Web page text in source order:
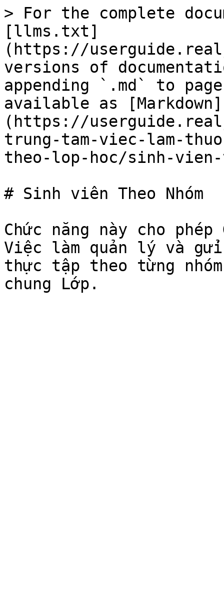
> For the complete
[llms.txt]
(https://
versions of
appending `.md` to
available as [Markdown]
(https://
trung-tam-viec-lam-
theo-lop-hoc/sinh-vien-
# Sinh viên Theo Nhóm
Chức năng này cho
Việc làm quản lý và
thực tập theo từng